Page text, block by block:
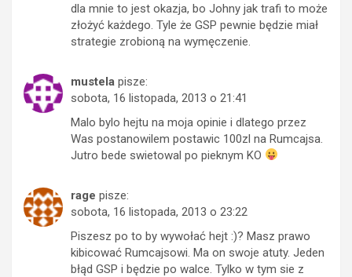
dla mnie to jest okazja, bo Johny jak trafi to może
złożyć każdego. Tyle że GSP pewnie będzie miał
strategie zrobioną na wymęczenie.
mustela pisze:
sobota, 16 listopada, 2013 o 21:41
Malo bylo hejtu na moja opinie i dlatego przez
Was postanowilem postawic 100zl na Rumcajsa.
Jutro bede swietowal po pieknym KO
rage pisze:
sobota, 16 listopada, 2013 o 23:22
Piszesz po to by wywołać hejt :)? Masz prawo
kibicować Rumcajsowi. Ma on swoje atuty. Jeden
błąd GSP i będzie po walce. Tylko w tym sie z